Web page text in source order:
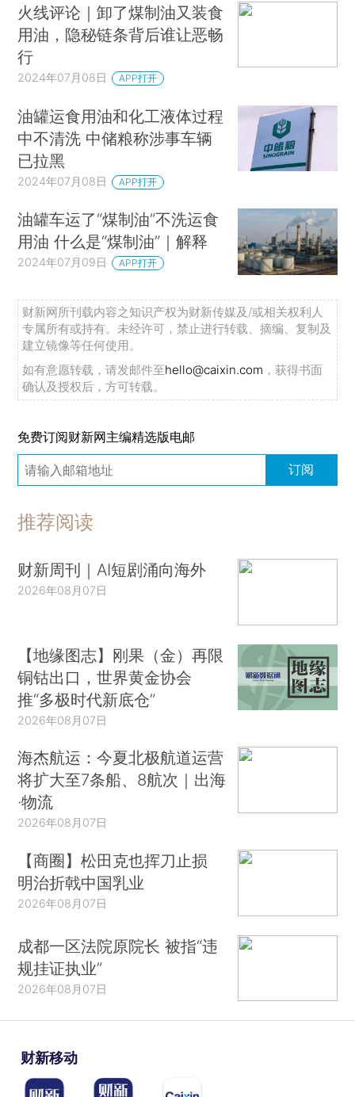
火线评论｜卸了煤制油又装食
用油，隐秘链条背后谁让恶畅
行
2024年07月08日 APP打开
油罐运食用油和化工液体过程
中不清洗 中储粮称涉事车辆
已拉黑
2024年07月08日 APP打开
油罐车运了“煤制油”不洗运食
用油 什么是“煤制油”｜解释
2024年07月09日 APP打开
财新网所刊载内容之知识产权为财新传媒及/或相关权利人
专属所有或持有。未经许可，禁止进行转载、摘编、复制及
建立镜像等任何使用。
如有意愿转载，请发邮件至hello@caixin.com ，获得书面
确认及授权后，方可转载。
免费订阅财新网主编精选版电邮
订阅
推荐阅读
财新周刊｜AI短剧涌向海外
2026年08月07日
【地缘图志】刚果（金）再限
铜钴出口，世界黄金协会
推“多极时代新底仓”
2026年08月07日
海杰航运：今夏北极航道运营
将扩大至7条船、8航次｜出海
·物流
2026年08月07日
【商圈】松田克也挥刀止损
明治折戟中国乳业
2026年08月07日
成都一区法院原院长 被指“违
规挂证执业”
2026年08月07日
财新移动